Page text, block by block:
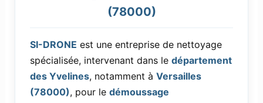
(78000)
SI-DRONE est une entreprise de nettoyage
spécialisée, intervenant dans le département
des Yvelines, notamment à Versailles
(78000), pour le démoussage